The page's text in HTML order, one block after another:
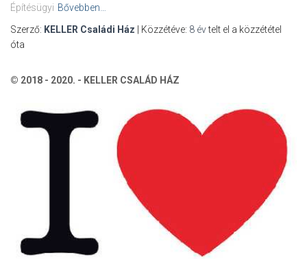
Építésügyi Bővebben…
Szerző: KELLER Családi Ház | Közzétéve: 8 évtelt el a közzététel
óta
© 2018 - 2020. - KELLER CSALÁD HÁZ